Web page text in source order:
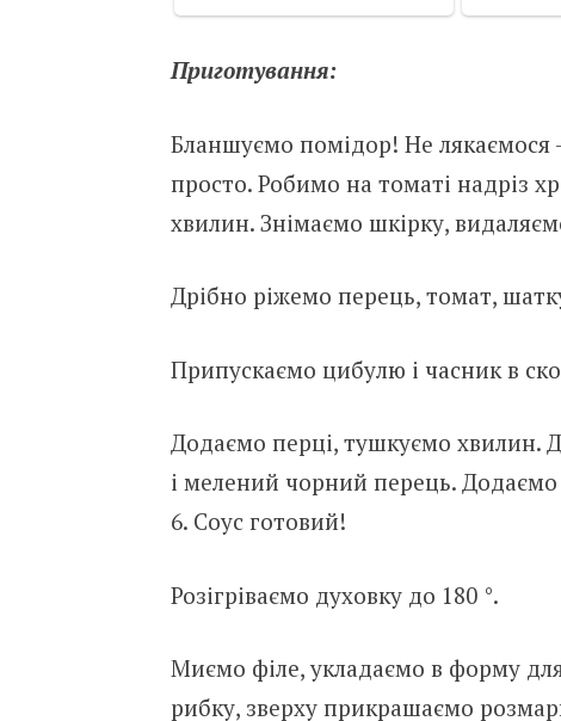
Приготування:
Бланшуємо помідор! Не лякаємося
просто. Робимо на томаті надріз
хвилин. Знімаємо шкірку,
Дрібно ріжемо перець, томат,
Припускаємо цибулю і часник в
Додаємо перці, тушкуємо хвилин.
і мелений чорний перець.
6. Соус готовий!
Розігріваємо духовку до 180 °.
Миємо філе, укладаємо в форму
рибку, зверху прикрашаємо